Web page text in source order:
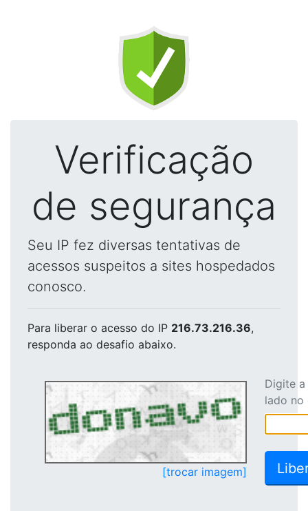
Verificação
de segurança
Seu IP fez diversas tentativas de
acessos suspeitos a sites hospedados
conosco.
Para liberar o acesso do IP 216.73.216.36,
responda ao desafio abaixo.
[trocar imagem]
Digite
lado no